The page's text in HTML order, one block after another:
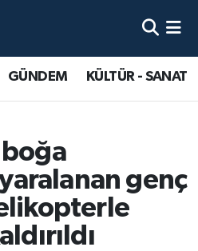
GÜNDEM KÜLTÜR - SANAT
yaralanan genç